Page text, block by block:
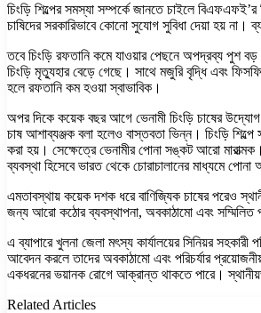
চিংড়ি শিল্পের সমস্যা সম্পর্কে জানতে চাইলে
চাষিদের সরকারিভাবে কোনো সুযোগ সুবিধা দেয়া হয়
তবে চিংড়ি রফতানি কমে যাওয়ার পেছনে অপদ্রব্য পুশ বড়
চিংড়ি মৃত্যুহার বেড়ে গেছে। সাথে মজুরি বৃদ্ধি এবং
হলে রফতানি কম হওয়া স্বাভাবিক।
অপর দিকে কয়েক বছর আগে ভেনামী চিংড়ি চাষের উদ্যোগ
চাষ আশাব্যঞ্জক বলা হলেও বাস্তবতা ভিন্ন। চিংড়ি
করা হয়। সেক্ষেত্রে ভেনামীর পোনা সঙ্কট আরো
ব্যবস্থা হিসেবে ভারত থেকে চোরাচালানের মাধ্যমে
এমতাবস্থায় কয়েক দশক ধরে বাণিজ্যিক চাষের পরেও
জন্য আরো কঠোর ব্যবস্থাপনা, অবকাঠামো এবং সম্মিলিত
এ ব্যাপারে খুলনা জেলা মৎস্য কার্যালয়ের সিনিয়র
আবেদন করলে তাদের অবকাঠামো এবং পরিচর্যার
একধরনের ভয়ানক রোগে আক্রান্ত থাকতে পারে।
Related Articles